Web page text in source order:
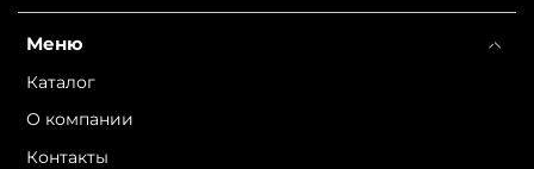
Меню
Каталог
О компании
Контакты